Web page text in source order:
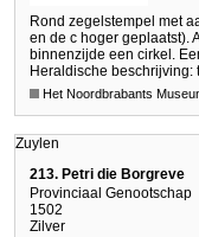
Rond zegelstempel met
en de c hoger geplaatst).
binnenzijde een cirkel.
Heraldische
Het Noordbrabants
Zuylen
213. Petri die Borgreve
Provinciaal Genootschap
1502
Zilver